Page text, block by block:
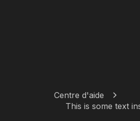
Centre d'aide
This is some text